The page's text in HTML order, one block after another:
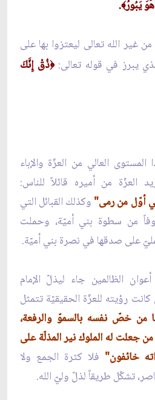
يَبُورُ﴾.
غير الله تعالى ليعتزوا بها على
يبرز في قوله تعالى:﴿ذُقْ إِنَّكَ
العالي من العزّة والإباء
العزّة من أميره قائلاً للناس:
أوّل من رمى" وكذلك القبائل التي
من سطوة بني أميّة، وحملت
على صدقها في نصرة بني أميّة.
الظالمين جاء ليذلّ الإمام
رؤيته للعزّة الحقيقيّة تتمثل
من خصّ نفسه بالسموّ والرفعة،
من جعلت له الملوك نير المذلّة على
خائفون" فلا كثرة الجمع ولا
تشكّل طريقاً لذلّ وليّ الله.